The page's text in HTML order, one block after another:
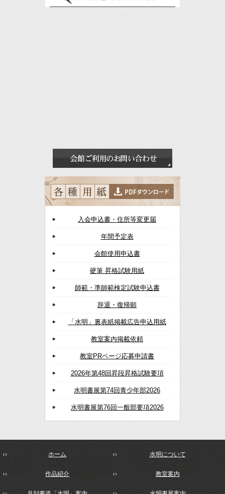
入会申込書・住所等変更届
年間予定表
会館使用申込書
硬筆 昇格試験用紙
師範・準師範検定試験申込書
辞退・復帰願
「水明」裏表紙掲載広告申込用紙
教室案内掲載依頼
教室PRページ応募申請書
2026年第48回昇段昇格試験要項
水明書展第74回青少年部2026
水明書展第76回一般部要項2026
ホーム 水明について
作品紹介 教室案内